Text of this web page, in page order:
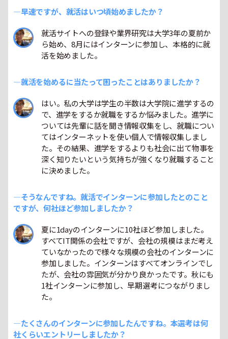
―早速ですが、就活はいつ頃始めましたか？
就活サイトへの登録や業界研究は大学3年の夏前か
ら始め、8月にはインターンに参加し、本格的に就
活を始めました。
―就活を始めるに当たって困ったことはありましたか？
はい。私の大学は学生の半数は大学院に進学するの
で、進学をするか就職をするか悩みました。進学に
ついては先輩に話を聞き情報収集をし、就職につい
てはインターネットを使い個人で情報収集しまし
た。その結果、進学をするよりも社会に出て物事を
深く知りたいという気持ちが強くなり就職すること
に決めました。
―そうなんですね。就活でインターンに参加したとのこと
ですが、何社ほど参加しましたか？
夏に1dayのインターンに10社ほど参加しました。
すべてIT関係の会社ですが、会社の規模はまだ考え
ていなかったので様々な規模の会社のインターンに
参加しました。インターンはすべてオンラインでし
たが、会社の雰囲気が分かり良かったです。秋にも
1社インターンに参加し、早期選考につながりまし
た。
―たくさんのインターンに参加したんですね。本選考は何
社くらいエントリーしましたか？